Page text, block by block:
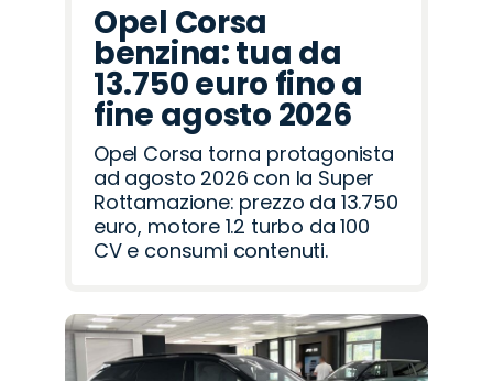
Opel Corsa
benzina: tua da
13.750 euro fino a
fine agosto 2026
Opel Corsa torna protagonista
ad agosto 2026 con la Super
Rottamazione: prezzo da 13.750
euro, motore 1.2 turbo da 100
CV e consumi contenuti.